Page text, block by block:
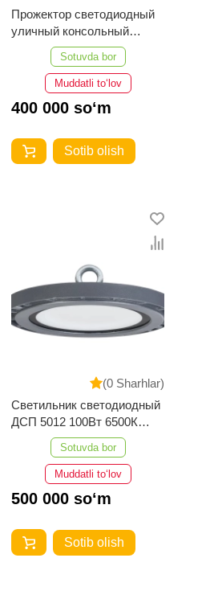
Прожектор светодиодный
уличный консольный
SOLAR-EG ДКУ 106 150W-
6500-SCP-10Ah
Sotuvda bor
Muddatli to‘lov
400 000 so‘m
Sotib olish
(0 Sharhlar)
Светильник светодиодный
ДСП 5012 100Вт 6500К
IP65 алюминий IEK
Sotuvda bor
Muddatli to‘lov
500 000 so‘m
Sotib olish